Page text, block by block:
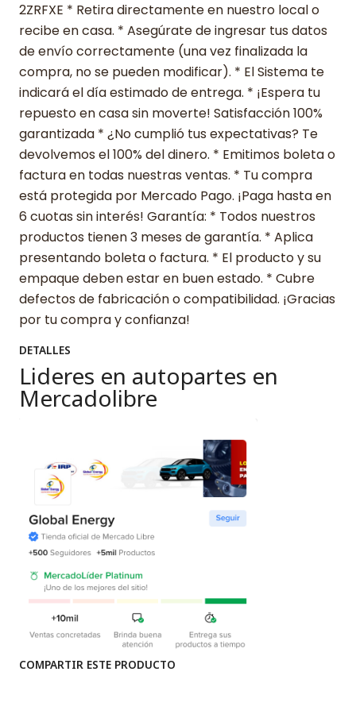
2ZRFXE * Retira directamente en nuestro local o
recibe en casa. * Asegúrate de ingresar tus datos
de envío correctamente (una vez finalizada la
compra, no se pueden modificar). * El Sistema te
indicará el día estimado de entrega. * ¡Espera tu
repuesto en casa sin moverte! Satisfacción 100%
garantizada * ¿No cumplió tus expectativas? Te
devolvemos el 100% del dinero. * Emitimos boleta o
factura en todas nuestras ventas. * Tu compra
está protegida por Mercado Pago. ¡Paga hasta en
6 cuotas sin interés! Garantía: * Todos nuestros
productos tienen 3 meses de garantía. * Aplica
presentando boleta o factura. * El producto y su
empaque deben estar en buen estado. * Cubre
defectos de fabricación o compatibilidad. ¡Gracias
por tu compra y confianza!
DETALLES
Lideres en autopartes en
Mercadolibre
COMPARTIR ESTE PRODUCTO